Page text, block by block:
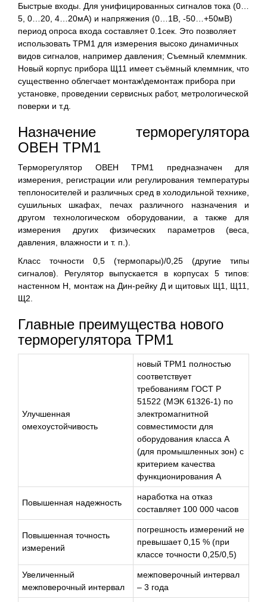
Быстрые входы. Для унифицированных сигналов тока (0…
5, 0…20, 4…20мА) и напряжения (0…1В, -50…+50мВ)
период опроса входа составляет 0.1сек. Это позволяет
использовать ТРМ1 для измерения высоко динамичных
видов сигналов, например давления; Съемный клеммник.
Новый корпус прибора Щ11 имеет съёмный клеммник, что
существенно облегчает монтаж\демонтаж прибора при
установке, проведении сервисных работ, метрологической
поверки и т.д.
Назначение терморегулятора
ОВЕН ТРМ1
Терморегулятор ОВЕН ТРМ1 предназначен для
измерения, регистрации или регулирования температуры
теплоносителей и различных сред в холодильной технике,
сушильных шкафах, печах различного назначения и
другом технологическом оборудовании, а также для
измерения других физических параметров (веса,
давления, влажности и т. п.).
Класс точности 0,5 (термопары)/0,25 (другие типы
сигналов). Регулятор выпускается в корпусах 5 типов:
настенном Н, монтаж на Дин-рейку Д и щитовых Щ1, Щ11,
Щ2.
Главные преимущества нового
терморегулятора ТРМ1
Улучшенная
омехоустойчивость
новый ТРМ1 полностью
соответствует
требованиям ГОСТ Р
51522 (МЭК 61326-1) по
электромагнитной
совместимости для
оборудования класса А
(для промышленных зон) с
критерием качества
функционирования А
Повышенная надежность
наработка на отказ
составляет 100 000 часов
Повышенная точность
измерений
погрешность измерений не
превышает 0,15 % (при
классе точности 0,25/0,5)
Увеличенный
межповерочный интервал
межповерочный интервал
– 3 года